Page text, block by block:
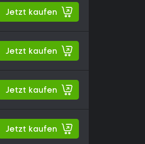
Jetzt kaufen
Jetzt kaufen
Jetzt kaufen
Jetzt kaufen